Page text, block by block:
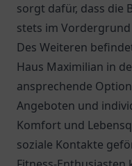
sorgt dafür, dass die
stets im
Des Weiteren
Haus Maximilian in
ansprechende
Angeboten und
Komfort und
soziale Kontakte